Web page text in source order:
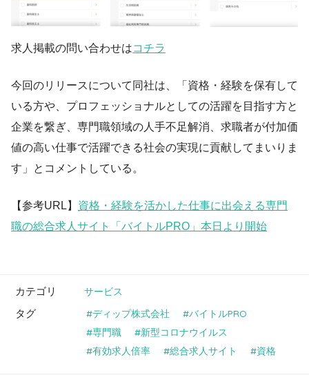
求人掲載の問い合わせはコチラ
今回のリリースについて同社は、「資格・経験を保有して
いる方や、プロフェッショナルとしての活躍を目指す方と
企業を繋ぎ、専門職領域の人手不足解消、求職者が付加価
値の高い仕事で活躍できる社会の実現に貢献してまいりま
す」とコメントしている。
【参考URL】 資格・経験を活かした仕事に出会える専門
職の総合求人サイト「バイトルPRO」本日より開始
カテゴリ サービス
タグ ディップ株式会社
バイトルPRO
専門職
新型コロナウイルス
有効求人倍率
総合求人サイト 資格